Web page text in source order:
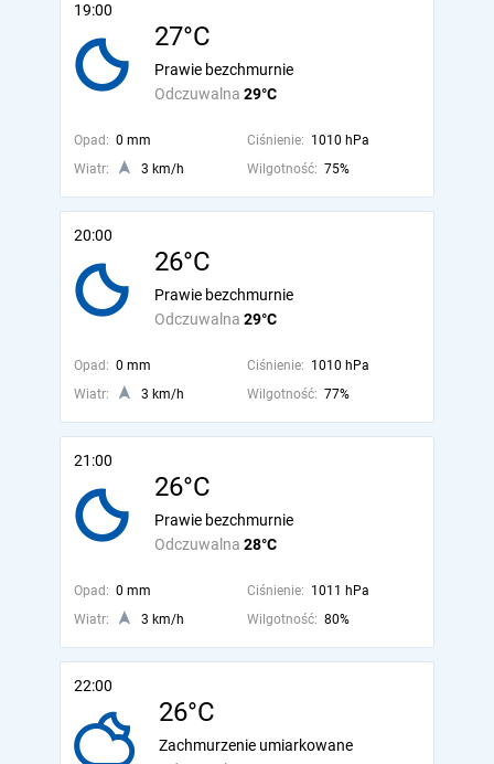
19:00
27°C
Odczuwalna 29°C
Prawie bezchmurnie
Opad: 0 mm Ciśnienie: 1010 hPa
Wiatr:
3 km/h Wilgotność: 75%
20:00
26°C
Odczuwalna 29°C
Prawie bezchmurnie
Opad: 0 mm Ciśnienie: 1010 hPa
Wiatr:
3 km/h Wilgotność: 77%
21:00
26°C
Odczuwalna 28°C
Prawie bezchmurnie
Opad: 0 mm Ciśnienie: 1011 hPa
Wiatr:
3 km/h Wilgotność: 80%
22:00
26°C
Zachmurzenie umiarkowane